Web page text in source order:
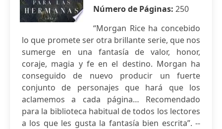
Número de Páginas: 250
“Morgan Rice ha concebido
lo que promete ser otra brillante serie, que nos
sumerge en una fantasía de valor, honor,
coraje, magia y fe en el destino. Morgan ha
conseguido de nuevo producir un fuerte
conjunto de personajes que hará que los
aclamemos a cada página… Recomendado
para la biblioteca habitual de todos los lectores
a los que les gusta la fantasía bien escrita”. --